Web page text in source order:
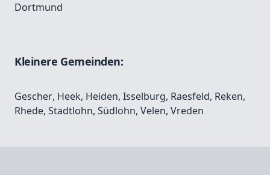
Dortmund
Kleinere Gemeinden:
Gescher, Heek, Heiden, Isselburg, Raesfeld, Reken,
Rhede, Stadtlohn, Südlohn, Velen, Vreden